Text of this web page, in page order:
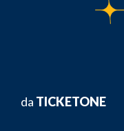
da TICKETONE